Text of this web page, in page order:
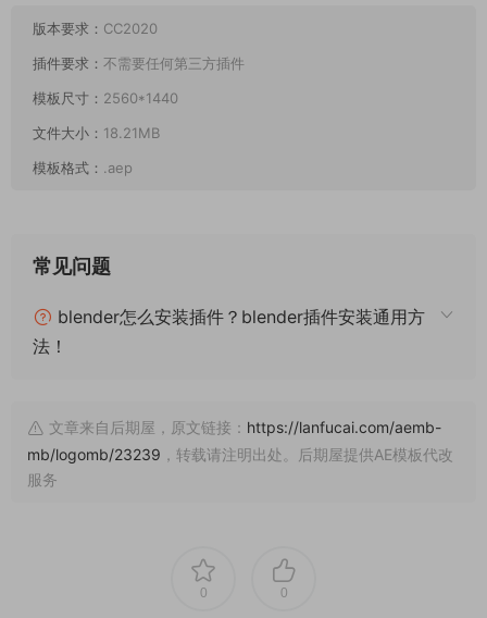
版本要求： CC2020
插件要求： 不需要任何第三方插件
模板尺寸： 2560*1440
文件大小： 18.21MB
模板格式： .aep
常见问题
blender怎么安装插件？blender插件安装通用方
法！
文章来自后期屋，原文链接： https://lanfucai.com/aemb-
mb/logomb/23239 ，转载请注明出处。后期屋提供AE模板代改
服务
0 0